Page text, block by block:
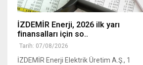
İZDEMİR Enerji, 2026 ilk yarı
finansalları için so..
Tarih: 07/08/2026
İZDEMİR Enerji Elektrik Üretim A.Ş., 1